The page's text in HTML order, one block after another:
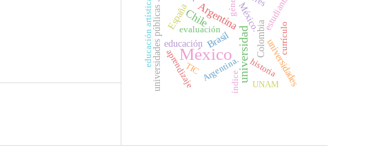
México universidad
Argentina
Chile
Colombia
España
universidades
Brasil
educación
universidades públicas estudiantes
México.
evaluación
Argentina.
aprendizaje historia
índice
TIC
currículo
educación artística
UNAM